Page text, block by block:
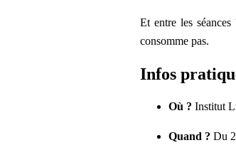
Et entre les
consomme pas.
Infos
Où ? Institut
Quand ? Du